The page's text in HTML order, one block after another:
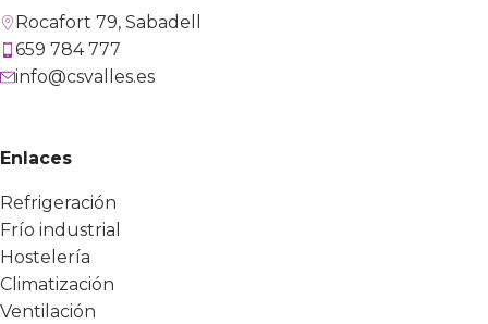
Rocafort 79, Sabadell
659 784 777
info@csvalles.es
Enlaces
Refrigeración
Frío industrial
Hostelería
Climatización
Ventilación